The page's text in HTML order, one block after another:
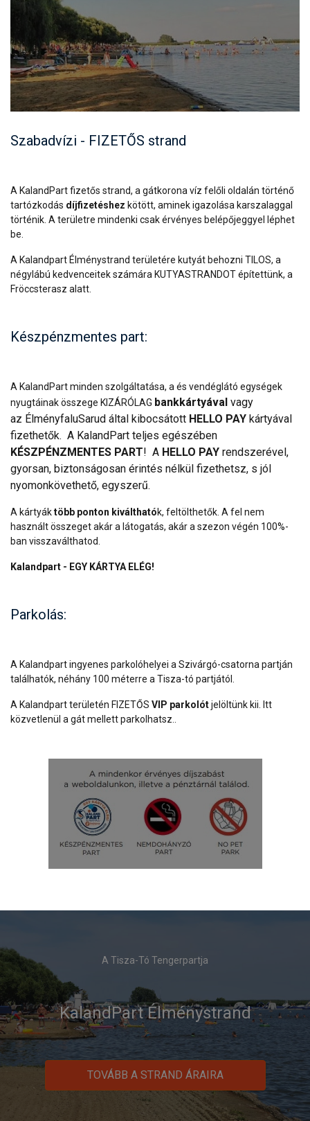
Szabadvízi - FIZETŐS strand
A KalandPart fizetős strand, a gátkorona víz felőli oldalán történő
tartózkodás díjfizetéshez kötött, aminek igazolása karszalaggal
történik. A területre mindenki csak érvényes belépőjeggyel léphet
be.
A Kalandpart Élménystrand területére kutyát behozni TILOS, a
négylábú kedvenceitek számára KUTYASTRANDOT építettünk, a
Fröccsterasz alatt.
Készpénzmentes part:
A KalandPart minden szolgáltatása, a és vendéglátó egységek
nyugtáinak összege KIZÁRÓLAG bankkártyával vagy
az ÉlményfaluSarud által kibocsátott HELLO PAY kártyával
fizethetők. A KalandPart teljes egészében
KÉSZPÉNZMENTES PART! A HELLO PAY rendszerével,
gyorsan, biztonságosan érintés nélkül fizethetsz, s jól
nyomonkövethető, egyszerű.
A kártyáktöbb ponton kiválthatók, feltölthetők. A fel nem
használt összeget akár a látogatás, akár a szezon végén 100%-
ban visszaválthatod.
Kalandpart - EGY KÁRTYA ELÉG!
Parkolás:
A Kalandpart ingyenes parkolóhelyei a Szivárgó-csatorna partján
találhatók, néhány 100 méterre a Tisza-tó partjától.
A Kalandpart területén FIZETŐS VIP parkolótjelöltünk kii. Itt
közvetlenül a gát mellett parkolhatsz..
A Tisza-Tó Tengerpartja
KalandPart Élménystrand
TOVÁBB A STRAND ÁRAIRA